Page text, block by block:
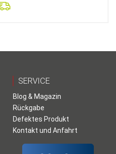
SERVICE
Blog & Magazin
Rückgabe
Defektes Produkt
Kontakt und Anfahrt